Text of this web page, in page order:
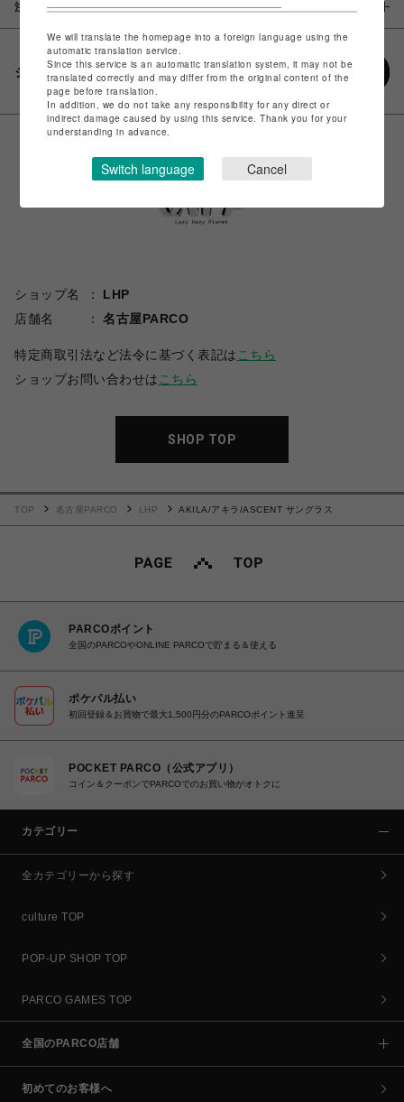
注意事項
シェアする
ショップ名
LHP
店舗名
名古屋PARCO
特定商取引法など法令に基づく表記は こちら
ショップお問い合わせは こちら
SHOP TOP
TOP 名古屋PARCO LHP AKILA/アキラ/ASCENT サングラス
PARCOポイント
全国のPARCOやONLINE PARCOで貯まる＆使える
ポケパル払い
初回登録＆お買物で最大1,500円分のPARCOポイント進呈
POCKET PARCO（公式アプリ）
コイン＆クーポンでPARCOでのお買い物がオトクに
カテゴリー
全カテゴリーから探す
culture TOP
POP-UP SHOP TOP
PARCO GAMES TOP
全国のPARCO店舗
初めてのお客様へ
We will translate the homepage into a foreign language using the
automatic translation service.
Since this service is an automatic translation system, it may not be
translated correctly and may differ from the original content of the
page before translation.
In addition, we do not take any responsibility for any direct or
indirect damage caused by using this service. Thank you for your
understanding in advance.
Switch language Cancel